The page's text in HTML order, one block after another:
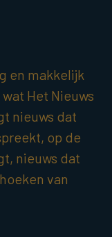
en makkelijk
Het Nieuws
nieuws dat
op de
nieuws dat
van